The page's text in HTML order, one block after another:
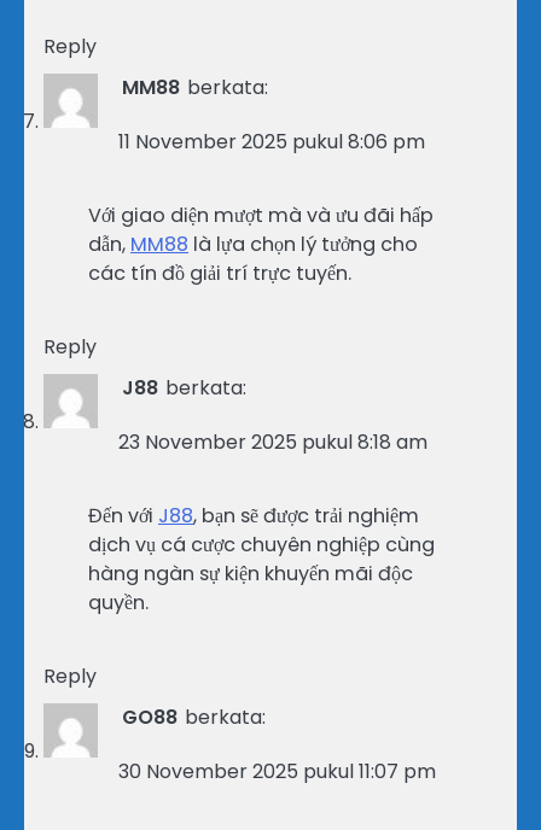
Reply
MM88 berkata:
11 November 2025 pukul 8:06 pm
Với giao diện mượt mà và ưu đãi hấp
dẫn, MM88 là lựa chọn lý tưởng cho
các tín đồ giải trí trực tuyến.
Reply
J88 berkata:
23 November 2025 pukul 8:18 am
Đến với J88, bạn sẽ được trải nghiệm
dịch vụ cá cược chuyên nghiệp cùng
hàng ngàn sự kiện khuyến mãi độc
quyền.
Reply
GO88 berkata:
30 November 2025 pukul 11:07 pm